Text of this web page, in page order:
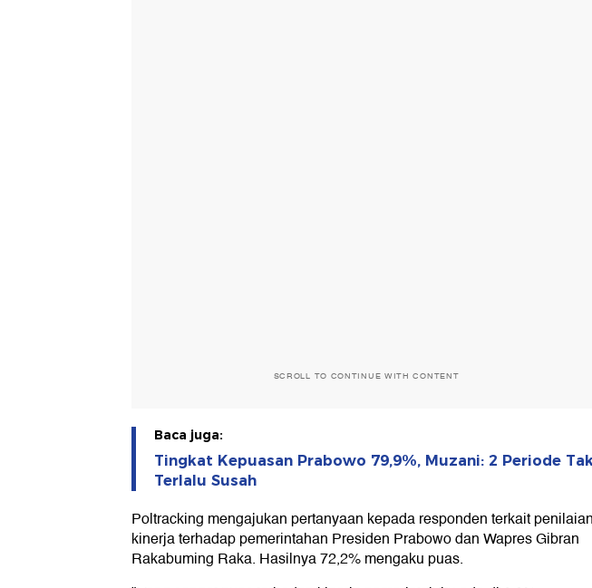
SCROLL TO CONTINUE WITH CONTENT
Baca juga:
Tingkat Kepuasan Prabowo 79,9%, Muzani: 2 Periode
Terlalu Susah
Poltracking mengajukan pertanyaan kepada responden terkait penilaian
kinerja terhadap pemerintahan Presiden Prabowo dan Wapres Gibran
Rakabuming Raka. Hasilnya 72,2% mengaku puas.